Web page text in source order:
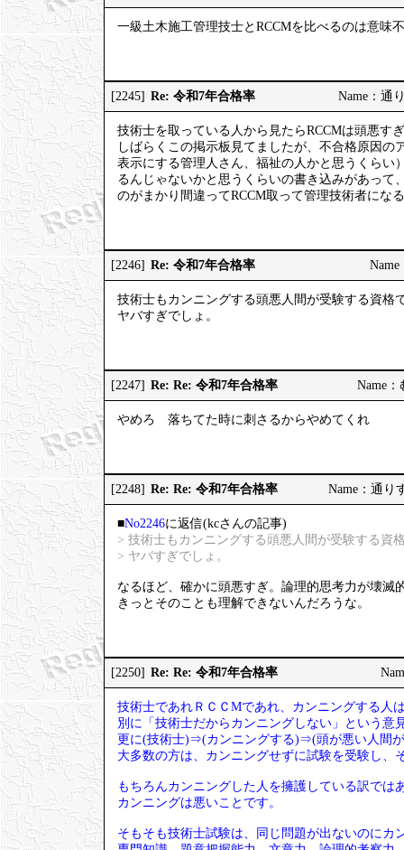
一級土木施工管理技士とRCCMを比べるのは意味
[2245] Re: 令和7年合格率 Name：通
技術士を取っている人から見たらRCCMは頭悪す
しばらくこの掲示板見てましたが、不合格原因
表示にする管理人さん、福祉の人かと思うくら
るんじゃないかと思うくらいの書き込みがあっ
のがまかり間違ってRCCM取って管理技術者にな
[2246] Re: 令和7年合格率
技術士もカンニングする頭悪人間が受験する資格
ヤバすぎでしょ。
[2247] Re: Re: 令和7年合格率 Name
やめろ 落ちてた時に刺さるからやめてくれ
[2248] Re: Re: 令和7年合格率 Name：通り
■No2246に返信(kcさんの記事)
> 技術士もカンニングする頭悪人間が受験する資
> ヤバすぎでしょ。
なるほど、確かに頭悪すぎ。論理的思考力が壊滅
きっとそのことも理解できないんだろうな。
[2250] Re: Re: 令和7年合格率
技術士であれＲＣＣМであれ、カンニングする人
別に「技術士だからカンニングしない」という意
更に(技術士)⇒(カンニングする)⇒(頭が悪い人間
大多数の方は、カンニングせずに試験を受験し、
もちろんカンニングした人を擁護している訳では
カンニングは悪いことです。
そもそも技術士試験は、同じ問題が出ないのにカ